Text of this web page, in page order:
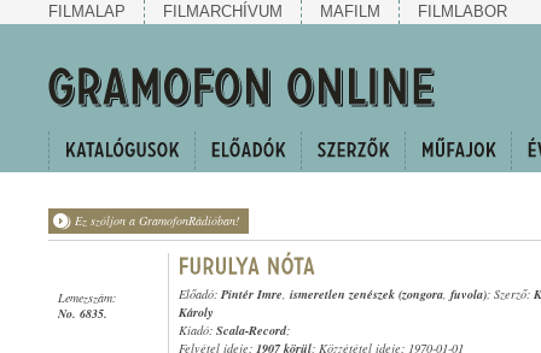
FILMALAP FILMARCHÍVUM MAFILM FILMLABOR
Ez szóljon a GramofonRádióban!
Lemezszám:
No. 6835.
Előadó: Pintér Imre, ismeretlen zenészek (zongora, fuvola); Szerző:
Károly
Kiadó: Scala-Record;
Felvétel ideje: 1907 körül; Közzététel ideje: 1970-01-01